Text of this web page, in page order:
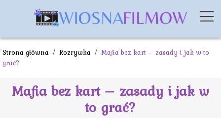
Strona główna / Rozrywka / Mafia bez kart – zasady i jak w to
grać?
Mafia bez kart – zasady i jak w
to grać?